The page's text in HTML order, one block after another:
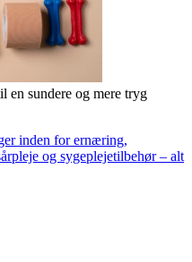
en sundere og mere tryg
inden for ernæring,
og sygeplejetilbehør – alt